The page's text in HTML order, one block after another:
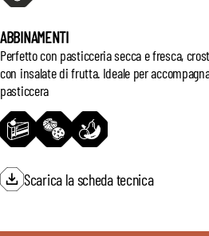
ABBINAMENTI
Perfetto con pasticceria secca e fresca,
con insalate di frutta. Ideale per
pasticcera
Scarica la scheda tecnica